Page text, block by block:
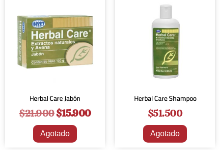
Herbal Care Jabón
$21.900$15.900
Agotado
Herbal Care Shampoo
$51.500
Agotado